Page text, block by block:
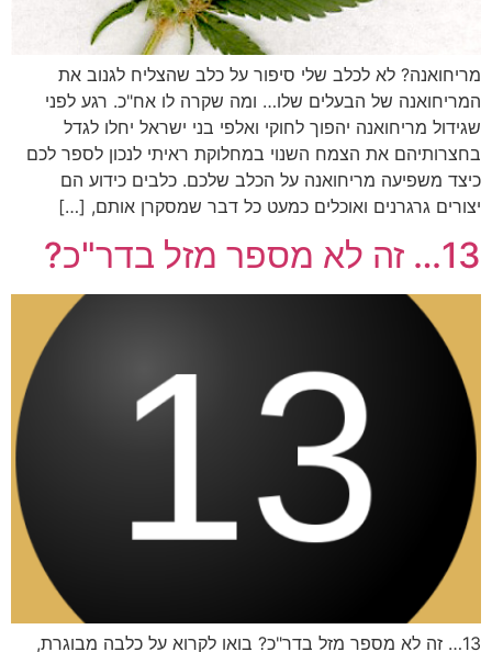
מריחואנה? לא לכלב שלי סיפור על כלב שהצליח לגנוב את
המריחואנה של הבעלים שלו… ומה שקרה לו אח"כ. רגע לפני
שגידול מריחואנה יהפוך לחוקי ואלפי בני ישראל יחלו לגדל
בחצרותיהם את הצמח השנוי במחלוקת ראיתי לנכון לספר לכם
כיצד משפיעה מריחואנה על הכלב שלכם. כלבים כידוע הם
יצורים גרגרנים ואוכלים כמעט כל דבר שמסקרן אותם, […]
13… זה לא מספר מזל בדר"כ?
13… זה לא מספר מזל בדר"כ? בואו לקרוא על כלבה מבוגרת,